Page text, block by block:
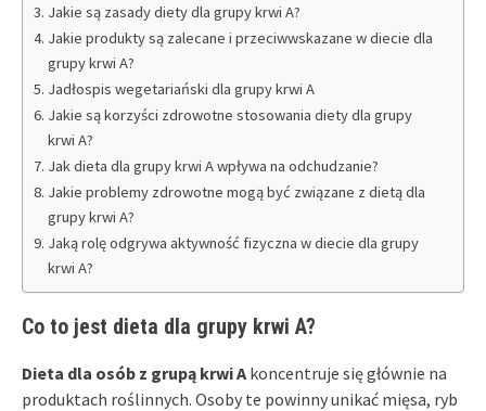
Jakie są zasady diety dla grupy krwi A?
Jakie produkty są zalecane i przeciwwskazane w diecie dla
grupy krwi A?
Jadłospis wegetariański dla grupy krwi A
Jakie są korzyści zdrowotne stosowania diety dla grupy
krwi A?
Jak dieta dla grupy krwi A wpływa na odchudzanie?
Jakie problemy zdrowotne mogą być związane z dietą dla
grupy krwi A?
Jaką rolę odgrywa aktywność fizyczna w diecie dla grupy
krwi A?
Co to jest dieta dla grupy krwi A?
Dieta dla osób z grupą krwi A koncentruje się głównie na
produktach roślinnych. Osoby te powinny unikać mięsa, ryb